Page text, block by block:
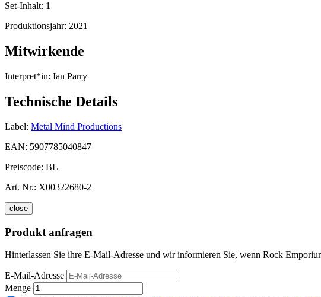
Set-Inhalt: 1
Produktionsjahr: 2021
Mitwirkende
Interpret*in: Ian Parry
Technische Details
Label: Metal Mind Productions
EAN: 5907785040847
Preiscode: BL
Art. Nr.: X00322680-2
close
Produkt anfragen
Hinterlassen Sie ihre E-Mail-Adresse und wir informieren Sie, wenn Rock
E-Mail-Adresse
Menge